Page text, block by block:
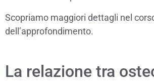
Scopriamo maggiori dettagli nel
dell’approfondimento.
La relazione tra